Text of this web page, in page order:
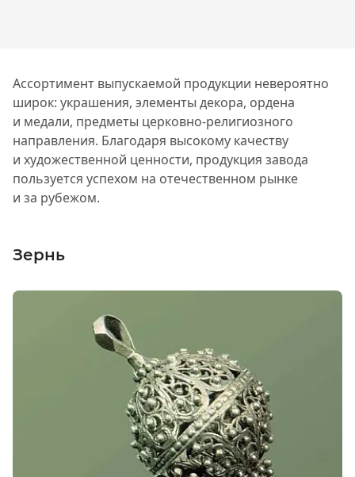
Ассортимент выпускаемой продукции невероятно
широк: украшения, элементы декора, ордена
и медали, предметы церковно-религиозного
направления. Благодаря высокому качеству
и художественной ценности, продукция завода
пользуется успехом на отечественном рынке
и за рубежом.
Зернь